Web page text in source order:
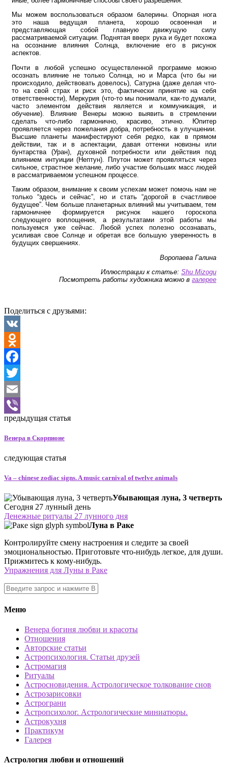
Мы можем воспользоваться образом балерины. Опорная нога
это наша ведущая планета, хорошо освоенная и
представляющая собой главную движущую силу
рассматриваемой ситуации. Поднятая вверх рука и будет похожа
на осознание влияния Солнца, включение его в рисунок
аспектов.
Почти в любой успешно осуществленной программе можно
осознать влияние не только Солнца, но и Марса (что бы ни
происходило, действовать довелось), Сатурна (даже делая что-
то на свой страх и риск это, фактически принятие на себя
ответственности), Меркурия (что-то мы понимали, как-то думали,
часто элементом действия является и коммуникация, и
обучение). Влияние Венеры можно выявить в стремлении
сделать что-либо гармонично, красиво, этично. Юпитер
проявляется через пожелания добра, потребность в улучшении.
Высшие планеты манифестируют себя редко, как в прямом
действии, так и в аспектации, давая оттенки новизны или
бунтарства (Уран), духовной потребности или действия под
влиянием интуиции (Нептун). Плутон может проявляться через
сильное, страстное желание, либо участие больших масс людей
в рассматриваемом успешном процессе.
Таким образом, внимание к своим успехам может помочь нам не
только “здесь и сейчас”, но и стать “дорогой в счастливое
будущее”. Чем больше планетарных влияний мы учитываем, тем
гармоничнее формируется рисунок нашего гороскопа
следующего воплощения, а результатами этой работы мы
пользуемся уже сейчас. Любой успех полезно осознавать,
усиливая свое Солнце и обретая все большую уверенность в
будущих свершениях.
Воропаева Галина
Иллюстрации к статье: Shu Mizogu
Посмотреть работы художника можно в галерее
Поделиться с друзьями:
VK
Odnoklassniki
Facebook
Twitter
Email
Viber
предыдущая статья
Венера в Скорпионе
следующая статья
Va – chinese zodiac signs. A music carnival of twelve animals
Убывающая луна, 3 четверть
Сегодня 27 лунный день
Денежные ритуалы 27 лунного дня
Луна в Раке
Контролируйте смену настроения и следите за своей
эмоциональностью. Приготовьте что-нибудь легкое, для души.
Прижмитесь к кому-нибудь.
Упражнения для Луны в Раке
Меню
Венера богиня любви и красоты
Отношения
Авторские статьи
Астропсихология. Статьи друзей
Астромагия
Ритуалы
Астросновидения. Астрологическое толкование снов
Астрозарисовки
Астрограни
Астропсихолог. Астрологические миниатюры.
Астрокухня
Практикум
Галерея
Астрология любви и отношений